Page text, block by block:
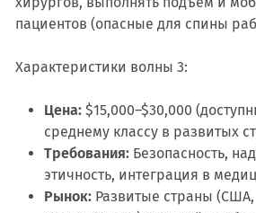
пациентов (опасные для спины
Характеристики волны 3:
Цена:$15,000–$30,000
среднему классу в развитых
Требования:Безопасность,
этичность, интеграция в
Рынок:Развитые страны